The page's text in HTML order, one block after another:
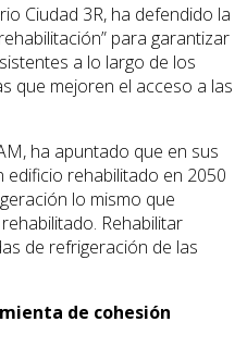
Ciudad 3R, ha defendido la
para garantizar
a lo largo de los
que mejoren el acceso a las
ha apuntado que en sus
edificio rehabilitado en 2050
lo mismo que
Rehabilitar
de refrigeración de las
de cohesión